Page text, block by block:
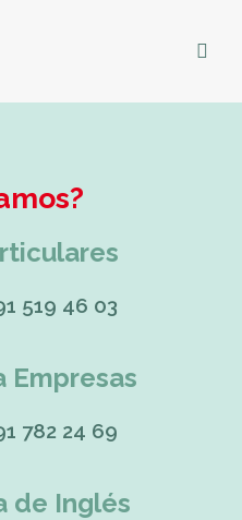
519 46 03
Empresas
782 24 69
de Inglés